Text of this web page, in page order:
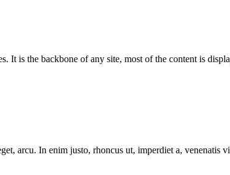
It is the backbone of any site, most of the content is
arcu. In enim justo, rhoncus ut, imperdiet a,